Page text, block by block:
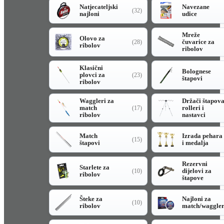
Natjecateljski
najloni
(32)
Navezane
udice
Olovo za
ribolov
(28)
Mreže
čuvarice za
ribolov
Klasični
plovci za
ribolov
(23)
Bolognese
štapovi
Waggleri za
match
ribolov
(17)
Držači štapova
rolleri i
nastavci
Match
štapovi
(15)
Izrada pehara
i medalja
Starlete za
ribolov
(10)
Rezervni
dijelovi za
štapove
Šteke za
ribolov
(10)
Najloni za
match/waggler